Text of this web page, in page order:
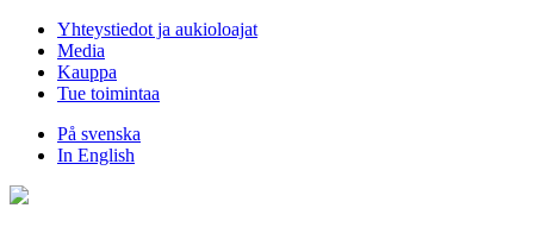
Hyppää
sisältöön
Yhteystiedot ja aukioloajat
Media
Kauppa
Tue toimintaa
På svenska
In English